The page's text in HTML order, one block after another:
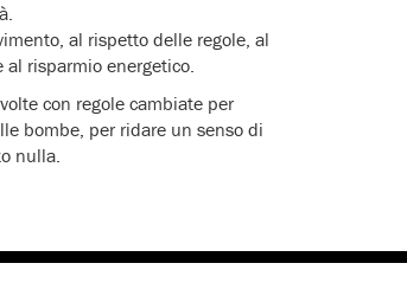
al rispetto delle regole, al
risparmio energetico.
con regole cambiate per
bombe, per ridare un senso di
nulla.